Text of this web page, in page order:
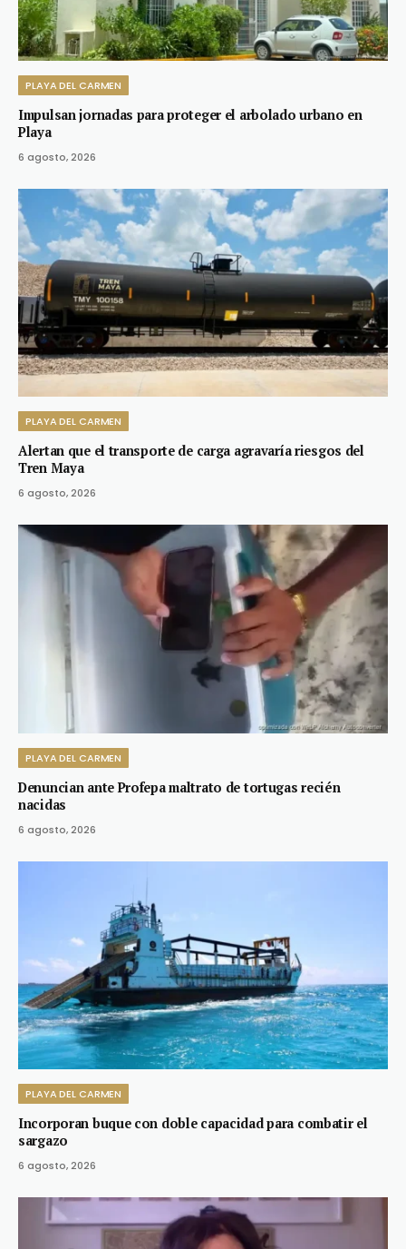
PLAYA DEL CARMEN
Impulsan jornadas para proteger el arbolado urbano en
Playa
6 agosto, 2026
PLAYA DEL CARMEN
Alertan que el transporte de carga agravaría riesgos del
Tren Maya
6 agosto, 2026
PLAYA DEL CARMEN
Denuncian ante Profepa maltrato de tortugas recién
nacidas
6 agosto, 2026
PLAYA DEL CARMEN
Incorporan buque con doble capacidad para combatir el
sargazo
6 agosto, 2026